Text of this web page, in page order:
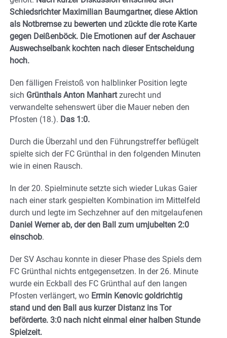
Schiedsrichter Maximilian Baumgartner, diese Aktion
als Notbremse zu bewerten und zückte die rote Karte
gegen Deißenböck. Die Emotionen auf der Aschauer
Auswechselbank kochten nach dieser Entscheidung
hoch.
Den fälligen Freistoß von halblinker Position legte
sich Grünthals Anton Manhartzurecht und
verwandelte sehenswert über die Mauer neben den
Pfosten (18.). Das 1:0.
Durch die Überzahl und den Führungstreffer beflügelt
spielte sich der FC Grünthal in den folgenden Minuten
wie in einen Rausch.
In der 20. Spielminute setzte sich wieder Lukas Gaier
nach einer stark gespielten Kombination im Mittelfeld
durch und legte im Sechzehner auf den mitgelaufenen
Daniel Werner ab, der den Ball zum umjubelten 2:0
einschob.
Der SV Aschau konnte in dieser Phase des Spiels dem
FC Grünthal nichts entgegensetzen. In der 26. Minute
wurde ein Eckball des FC Grünthal auf den langen
Pfosten verlängert, wo Ermin Kenovic goldrichtig
stand und den Ball aus kurzer Distanz ins Tor
beförderte. 3:0 nach nicht einmal einer halben Stunde
Spielzeit.